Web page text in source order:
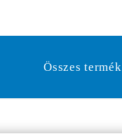
Összes termék